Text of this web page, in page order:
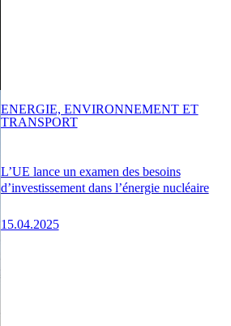
L’UE lance un examen des besoins
d’investissement dans l’énergie nucléaire
15.04.2025
ENERGIE, ENVIRONNEMENT ET
TRANSPORT